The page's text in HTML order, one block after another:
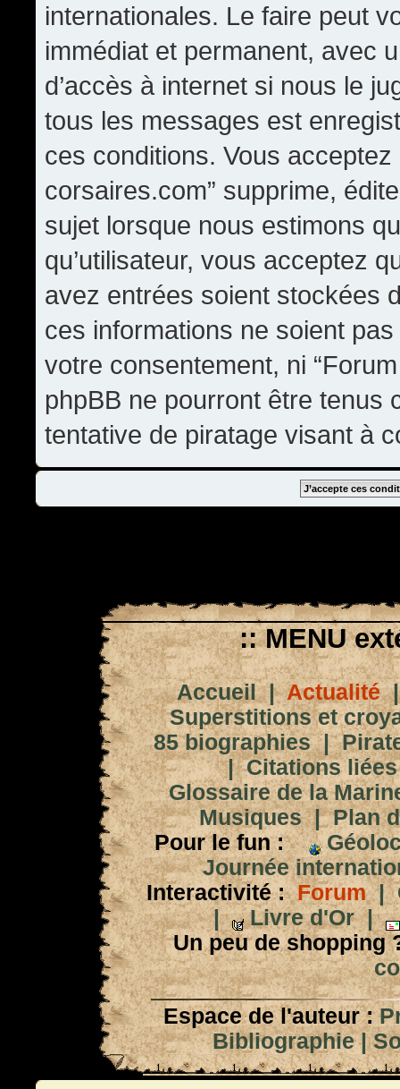
internationales. Le faire peut
immédiat et permanent, avec
d’accès à internet si nous le
tous les messages est
ces conditions. Vous
corsaires.com” supprime,
sujet lorsque nous estimons
qu’utilisateur, vous acceptez
avez entrées soient stockées
ces informations ne soient
votre consentement, ni
phpBB ne pourront être tenus
tentative de piratage visant à
:: MENU
Accueil|Actualité
Superstitions et
85 biographies|
|Citations
Glossaire de la
Musiques|Plan
Pour le fun :
Journée
Interactivité : Forum|
|
Livre d'Or|
Un peu de shopping
Espace de l'auteur :
Bibliographie|